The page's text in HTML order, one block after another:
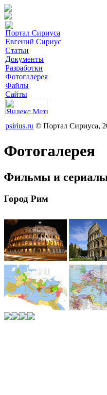
Портал Сириуса
Евгений Сириус
Статьи
Документы
Разработки
Фотогалерея
Файлы
Сайты
psirius.ru © Портал Сириуса,
Фотогалерея
Фильмы и
Город Рим